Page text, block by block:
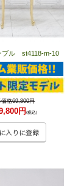
ブル st4118-m-10
価格69,800円
円 (税込)